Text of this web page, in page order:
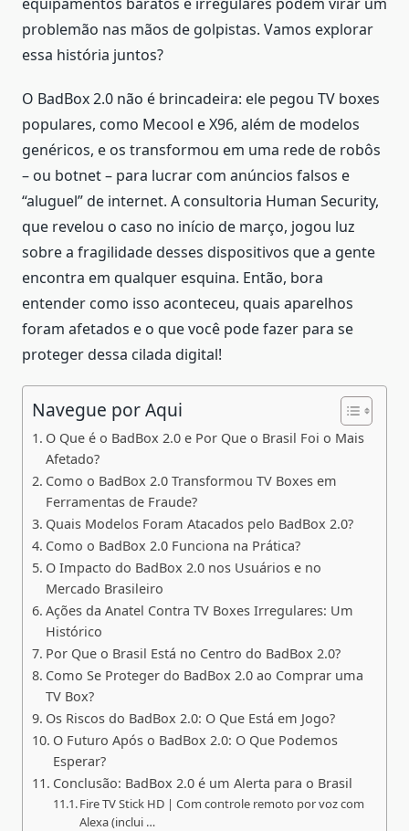
problemão nas mãos de golpistas. Vamos explorar
essa história juntos?
O BadBox 2.0 não é brincadeira: ele pegou TV boxes
populares, como Mecool e X96, além de modelos
genéricos, e os transformou em uma rede de robôs
– ou botnet – para lucrar com anúncios falsos e
“aluguel” de internet. A consultoria Human Security,
que revelou o caso no início de março, jogou luz
sobre a fragilidade desses dispositivos que a gente
encontra em qualquer esquina. Então, bora
entender como isso aconteceu, quais aparelhos
foram afetados e o que você pode fazer para se
proteger dessa cilada digital!
Navegue por Aqui
O Que é o BadBox 2.0 e Por Que o Brasil Foi o Mais
Afetado?
Como o BadBox 2.0 Transformou TV Boxes em
Ferramentas de Fraude?
Quais Modelos Foram Atacados pelo BadBox 2.0?
Como o BadBox 2.0 Funciona na Prática?
O Impacto do BadBox 2.0 nos Usuários e no
Mercado Brasileiro
Ações da Anatel Contra TV Boxes Irregulares: Um
Histórico
Por Que o Brasil Está no Centro do BadBox 2.0?
Como Se Proteger do BadBox 2.0 ao Comprar uma
TV Box?
Os Riscos do BadBox 2.0: O Que Está em Jogo?
O Futuro Após o BadBox 2.0: O Que Podemos
Esperar?
Conclusão: BadBox 2.0 é um Alerta para o Brasil
Fire TV Stick HD | Com controle remoto por voz com
Alexa (inclui …